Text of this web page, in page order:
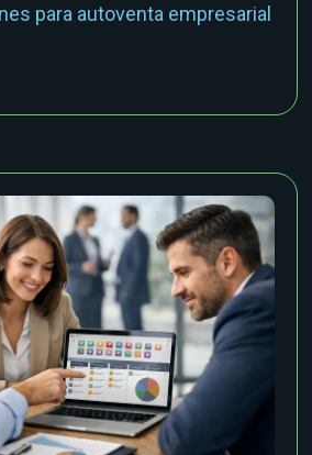
para autoventa empresarial